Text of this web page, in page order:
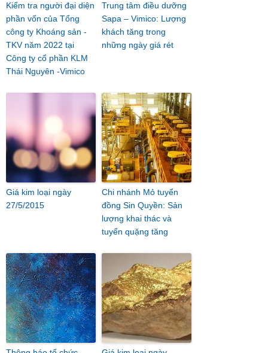
Kiểm tra người đại diện
phần vốn của Tổng
công ty Khoáng sản -
TKV năm 2022 tại
Công ty cổ phần KLM
Thái Nguyên -Vimico
Trung tâm điều dưỡng
Sapa – Vimico: Lượng
khách tăng trong
những ngày giá rét
Giá kim loại ngày
27/5/2015
Chi nhánh Mỏ tuyển
đồng Sin Quyền: Sản
lượng khai thác và
tuyển quặng tăng